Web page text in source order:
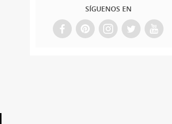
SÍGUENOS EN